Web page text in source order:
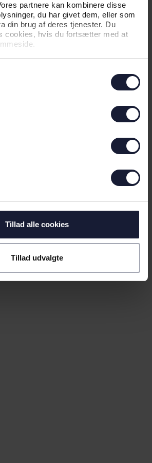
partnere kan kombinere disse
du har givet dem, eller som
din brug af deres tjenester. Du
cookies, hvis du fortsætter med at
Tillad alle cookies
Tillad udvalgte
Petersen
Carlsen